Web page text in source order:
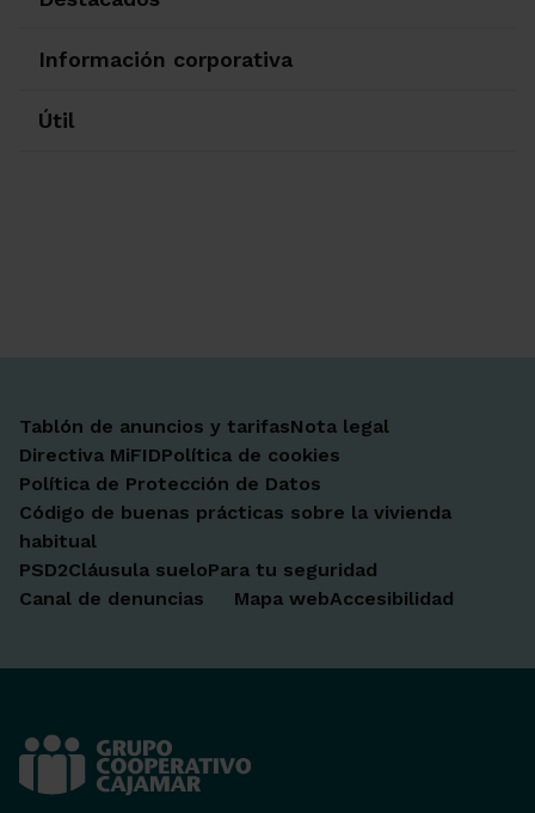
Información corporativa
Útil
Tablón de anuncios y tarifasNota legal
Directiva MiFIDPolítica de cookies
Política de Protección de Datos
Código de buenas prácticas sobre la vivienda
habitual
PSD2Cláusula sueloPara tu seguridad
Canal de denuncias
Mapa webAccesibilidad